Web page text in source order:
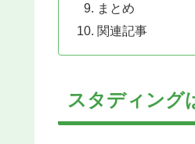
まとめ
関連記事
スタディング